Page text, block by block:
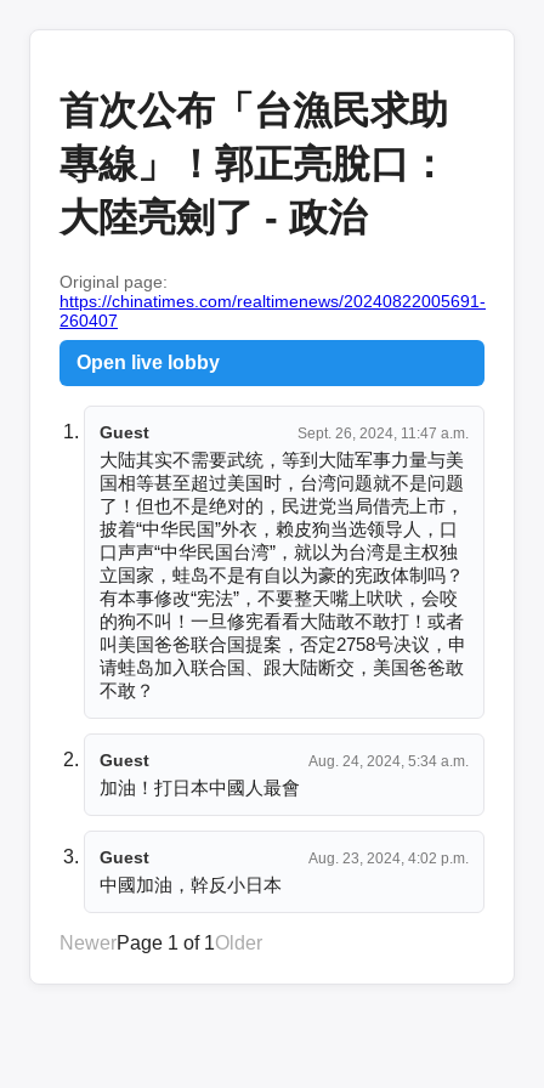
首次公布「台漁民求助
專線」！郭正亮脫口：
大陸亮劍了 - 政治
Original page:
https://chinatimes.com/realtimenews/20240822005691-
260407
Open live lobby
Guest Sept. 26, 2024, 11:47 a.m.
大陆其实不需要武统，等到大陆军事力量与美
国相等甚至超过美国时，台湾问题就不是问题
了！但也不是绝对的，民进党当局借壳上市，
披着“中华民国”外衣，赖皮狗当选领导人，口
口声声“中华民国台湾”，就以为台湾是主权独
立国家，蛙岛不是有自以为豪的宪政体制吗？
有本事修改“宪法”，不要整天嘴上吠吠，会咬
的狗不叫！一旦修宪看看大陆敢不敢打！或者
叫美国爸爸联合国提案，否定2758号决议，申
请蛙岛加入联合国、跟大陆断交，美国爸爸敢
不敢？
Guest Aug. 24, 2024, 5:34 a.m.
加油！打日本中國人最會
Guest Aug. 23, 2024, 4:02 p.m.
中國加油，幹反小日本
NewerPage 1 of 1Older